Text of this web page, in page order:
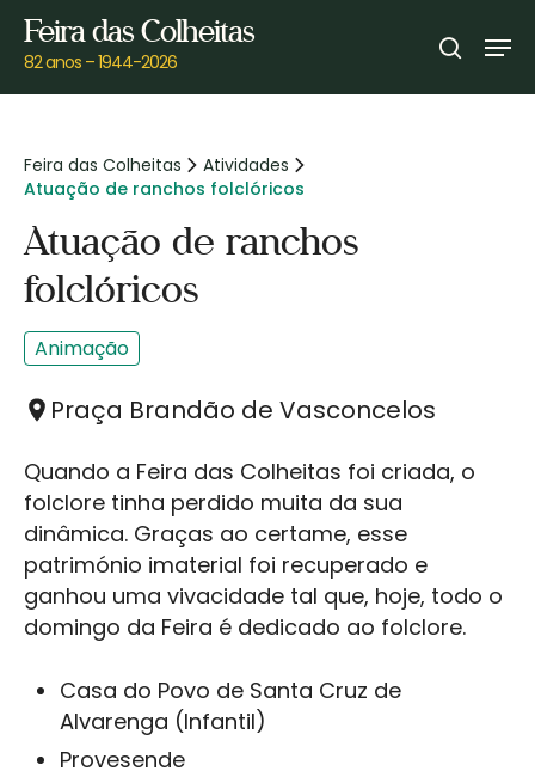
Skip
main
Feira das Colheitas
82 anos – 1944-2026 search
Feira das Colheitas
Atividades
Atuação de ranchos folclóricos
Atuação de ranchos
folclóricos
Animação
Praça Brandão de Vasconcelos
Quando a Feira das Colheitas foi criada, o
folclore tinha perdido muita da sua
dinâmica. Graças ao certame, esse
património imaterial foi recuperado e
ganhou uma vivacidade tal que, hoje, todo o
domingo da Feira é dedicado ao folclore.
Casa do Povo de Santa Cruz de
Alvarenga (Infantil)
Provesende